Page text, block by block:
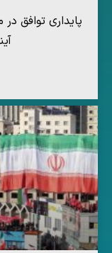
پایداری توافق